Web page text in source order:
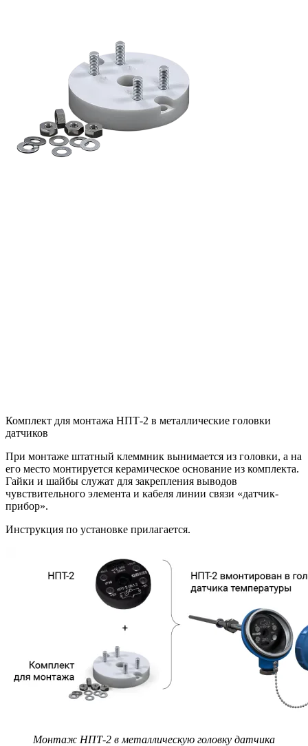
Комплект для монтажа НПТ-2 в металлические головки
датчиков
При монтаже штатный клеммник вынимается из головки, а на
его место монтируется керамическое основание из комплекта.
Гайки и шайбы служат для закрепления выводов
чувствительного элемента и кабеля линии связи «датчик-
прибор».
Инструкция по установке прилагается.
Монтаж НПТ-2 в металлическую головку датчика